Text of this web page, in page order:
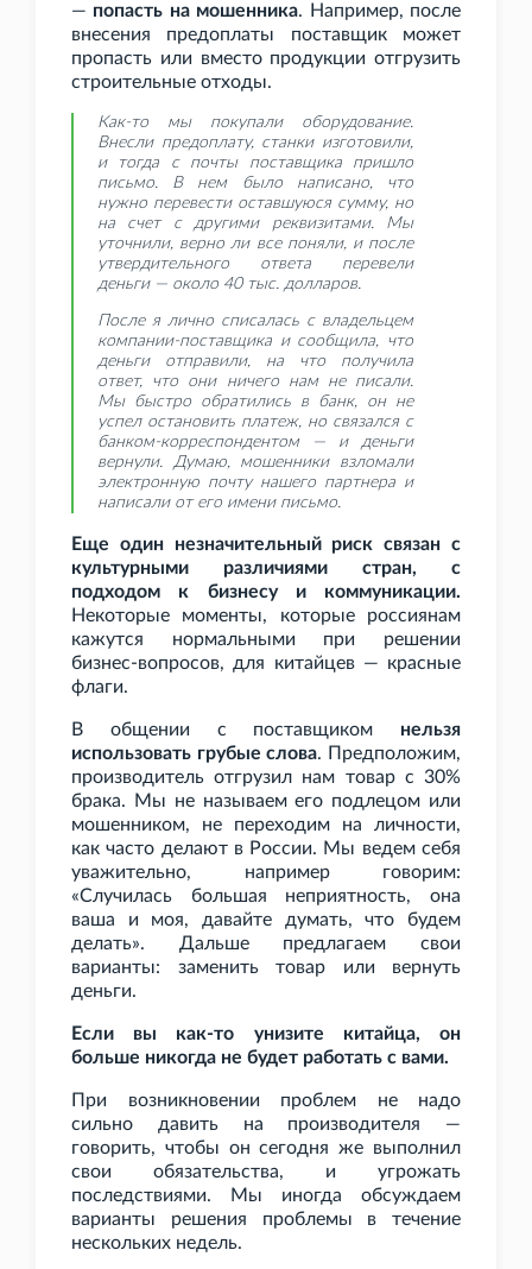
— попасть на мошенника. Например, после
внесения предоплаты поставщик может
пропасть или вместо продукции отгрузить
строительные отходы.
Как-то мы покупали оборудование.
Внесли предоплату, станки изготовили,
и тогда с почты поставщика пришло
письмо. В нем было написано, что
нужно перевести оставшуюся сумму, но
на счет с другими реквизитами. Мы
уточнили, верно ли все поняли, и после
утвердительного ответа перевели
деньги — около 40 тыс. долларов.
После я лично списалась с владельцем
компании-поставщика и сообщила, что
деньги отправили, на что получила
ответ, что они ничего нам не писали.
Мы быстро обратились в банк, он не
успел остановить платеж, но связался с
банком-корреспондентом — и деньги
вернули. Думаю, мошенники взломали
электронную почту нашего партнера и
написали от его имени письмо.
Еще один незначительный риск связан с
культурными различиями стран, с
подходом к бизнесу и коммуникации.
Некоторые моменты, которые россиянам
кажутся нормальными при решении
бизнес-вопросов, для китайцев — красные
флаги.
В общении с поставщиком нельзя
использовать грубые слова. Предположим,
производитель отгрузил нам товар с 30%
брака. Мы не называем его подлецом или
мошенником, не переходим на личности,
как часто делают в России. Мы ведем себя
уважительно, например говорим:
«Случилась большая неприятность, она
ваша и моя, давайте думать, что будем
делать». Дальше предлагаем свои
варианты: заменить товар или вернуть
деньги.
Если вы как-то унизите китайца, он
больше никогда не будет работать с вами.
При возникновении проблем не надо
сильно давить на производителя —
говорить, чтобы он сегодня же выполнил
свои обязательства, и угрожать
последствиями. Мы иногда обсуждаем
варианты решения проблемы в течение
нескольких недель.